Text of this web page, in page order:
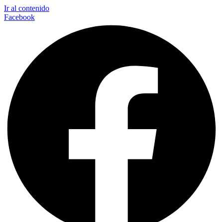
Ir al contenido
Facebook